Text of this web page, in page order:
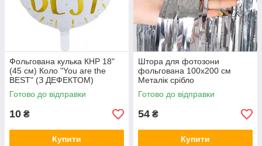
Фольгована кулька КНР 18"
(45 см) Коло "You are the
BEST" (З ДЕФЕКТОМ)
Готово до відправки
10 ₴
Купити
Штора для фотозони
фольгована 100х200 см
Металік срібло
Готово до відправки
54 ₴
Купити